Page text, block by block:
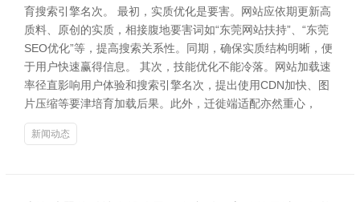
育搜索引擎名次。 最初，实质优化是要害。网站应依期更新高
质料、原创的实质，相接腹地要害词如“东莞网站扶持”、“东莞
SEO优化”等，提高搜索关系性。同期，确保实质结构明晰，便
于用户快速赢得信息。 其次，技能优化不能冷落。网站加载速
率径直影响用户体验和搜索引擎名次，提出使用CDN加快、图
片压缩等要津培育加载后果。此外，迁徙端适配亦然重心，
新闻动态